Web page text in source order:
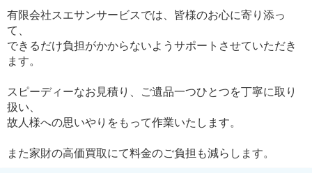
有限会社スエサンサービスでは、皆様のお心に寄り添っ
て、
できるだけ負担がかからないようサポートさせていただき
ます。
スピーディーなお見積り、ご遺品一つひとつを丁寧に取り
扱い、
故人様への思いやりをもって作業いたします。
また家財の高価買取にて料金のご負担も減らします。